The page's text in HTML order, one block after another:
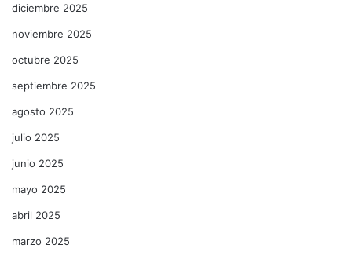
diciembre 2025
noviembre 2025
octubre 2025
septiembre 2025
agosto 2025
julio 2025
junio 2025
mayo 2025
abril 2025
marzo 2025